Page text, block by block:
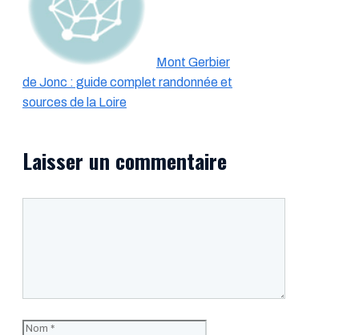
Mont Gerbier
de Jonc : guide complet randonnée et
sources de la Loire
Laisser un commentaire
Nom